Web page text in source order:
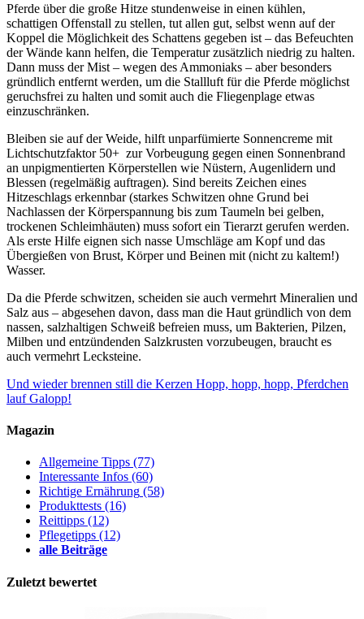
Pferde über die große Hitze stundenweise in einen kühlen,
schattigen Offenstall zu stellen, tut allen gut, selbst wenn auf der
Koppel die Möglichkeit des Schattens gegeben ist – das Befeuchten
der Wände kann helfen, die Temperatur zusätzlich niedrig zu halten.
Dann muss der Mist – wegen des Ammoniaks – aber besonders
gründlich entfernt werden, um die Stallluft für die Pferde möglichst
geruchsfrei zu halten und somit auch die Fliegenplage etwas
einzuschränken.
Bleiben sie auf der Weide, hilft unparfümierte Sonnencreme mit
Lichtschutzfaktor 50+ zur Vorbeugung gegen einen Sonnenbrand
an unpigmentierten Körperstellen wie Nüstern, Augenlidern und
Blessen (regelmäßig auftragen). Sind bereits Zeichen eines
Hitzeschlags erkennbar (starkes Schwitzen ohne Grund bei
Nachlassen der Körperspannung bis zum Taumeln bei gelben,
trockenen Schleimhäuten) muss sofort ein Tierarzt gerufen werden.
Als erste Hilfe eignen sich nasse Umschläge am Kopf und das
Übergießen von Brust, Körper und Beinen mit (nicht zu kaltem!)
Wasser.
Da die Pferde schwitzen, scheiden sie auch vermehrt Mineralien und
Salz aus – abgesehen davon, dass man die Haut gründlich von dem
nassen, salzhaltigen Schweiß befreien muss, um Bakterien, Pilzen,
Milben und entzündenden Salzkrusten vorzubeugen, braucht es
auch vermehrt Lecksteine.
Und wieder brennen still die Kerzen Hopp, hopp, hopp, Pferdchen
lauf Galopp!
Magazin
Allgemeine Tipps (77)
Interessante Infos (60)
Richtige Ernährung (58)
Produkttests (16)
Reittipps (12)
Pflegetipps (12)
alle Beiträge
Zuletzt bewertet